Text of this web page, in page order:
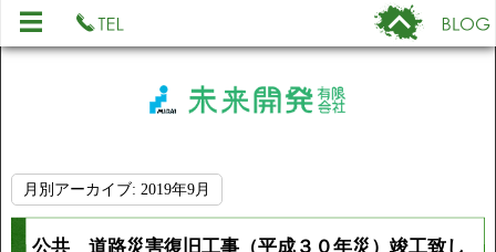
月別アーカイブ: 2019年9月
公共 道路災害復旧工事（平成３０年災）竣工致し